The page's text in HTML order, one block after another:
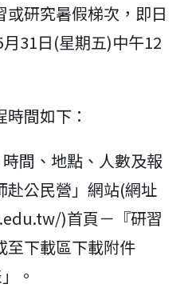
研究暑假梯次，即日
31日(星期五)中午12
間如下：
間、地點、人數及報
赴公民營」網站(網址
)首頁－『研習
至下載區下載附件
。